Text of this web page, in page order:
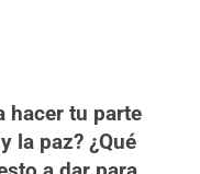
hacer tu parte
la paz? ¿Qué